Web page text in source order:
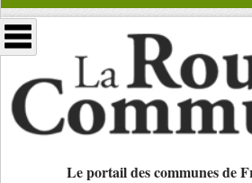
Le portail des communes de